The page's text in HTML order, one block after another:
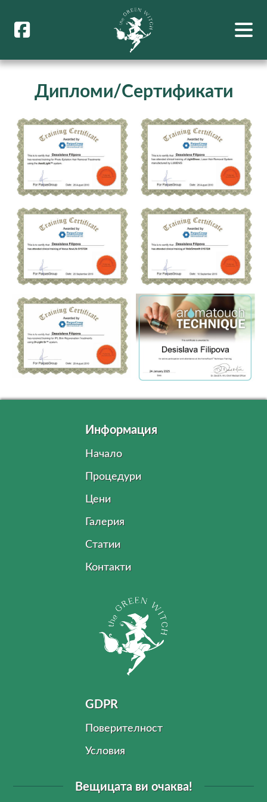
Дипломи/Сертификати
Информация
Начало
Процедури
Цени
Галерия
Статии
Контакти
GDPR
Поверителност
Условия
Вещицата ви очаква!